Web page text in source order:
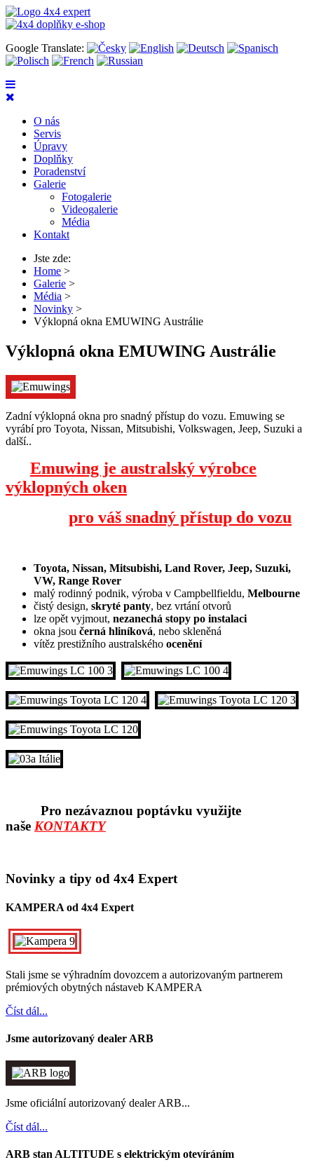
Google Translate:
O nás
Servis
Úpravy
Doplňky
Poradenství
Galerie
Fotogalerie
Videogalerie
Média
Kontakt
Jste zde:
Home >
Galerie >
Média >
Novinky >
Výklopná okna EMUWING Austrálie
Výklopná okna EMUWING Austrálie
Zadní výklopná okna pro snadný přístup do vozu. Emuwing se
vyrábí pro Toyota, Nissan, Mitsubishi, Volkswagen, Jeep, Suzuki a
další..
Emuwing je australský výrobce
výklopných oken
pro váš snadný přístup do vozu
Toyota, Nissan, Mitsubishi, Land Rover, Jeep, Suzuki,
VW, Range Rover
malý rodinný podnik, výroba v Campbellfieldu, Melbourne
čistý design, skryté panty, bez vrtání otvorů
lze opět vyjmout, nezanechá stopy po instalaci
okna jsou černá hliníková, nebo skleněná
vítěz prestižního australského ocenění
Pro nezávaznou poptávku využijte
naše KONTAKTY
Novinky a tipy od 4x4 Expert
KAMPERA od 4x4 Expert
Stali jsme se výhradním dovozcem a autorizovaným partnerem
prémiových obytných nástaveb KAMPERA
Číst dál...
Jsme autorizovaný dealer ARB
Jsme oficiální autorizovaný dealer ARB...
Číst dál...
ARB stan ALTITUDE s elektrickým otevíráním